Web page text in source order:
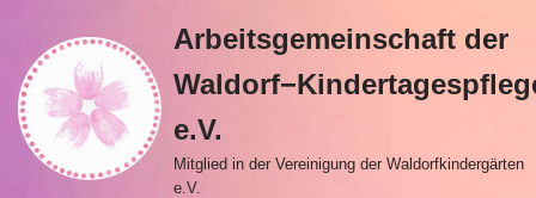
Zum
Inhalt
springen
Arbeitsgemeinschaft der
e.V.
Mitglied in der Vereinigung der Waldorfkindergärten
e.V.